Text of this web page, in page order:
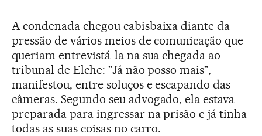
A condenada chegou cabisbaixa diante da
pressão de vários meios de comunicação que
queriam entrevistá-la na sua chegada ao
tribunal de Elche: "Já não posso mais",
manifestou, entre soluços e escapando das
câmeras. Segundo seu advogado, ela estava
preparada para ingressar na prisão e já tinha
todas as suas coisas no carro.